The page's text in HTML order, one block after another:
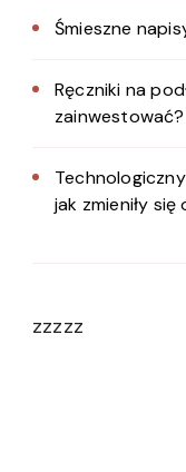
Śmieszne
Ręczniki na
zainwestować?
jak zmieniły
zzzzz